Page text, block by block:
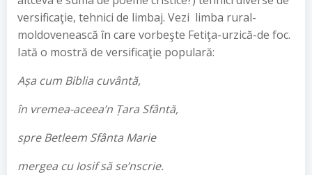
versificaţie, tehnici de limbaj. Vezi limba rural-
moldovenească în care vorbeşte Fetiţa-urzică-de foc.
Iată o mostră de versificaţie populară:
Așa cum Biblia cuvântă,
în vremea-aceea’n Țara Sfântă,
spre Betleem Sfânta Marie
mergea cu Iosif săse’nscrie.